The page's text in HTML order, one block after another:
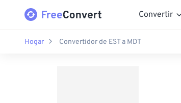
Convertir
Hogar Convertidor de EST a MDT